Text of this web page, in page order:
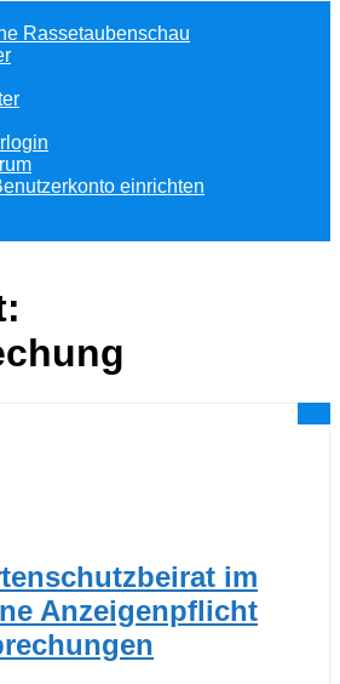
Rassetaubenschau
einrichten
im
Anzeigenpflicht